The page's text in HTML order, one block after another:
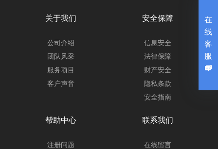
在
线
客
服
关于我们
公司介绍
团队风采
服务项目
客户声音
安全保障
信息安全
法律保障
财产安全
隐私条款
安全指南
帮助中心
注册问题
联系我们
在线留言